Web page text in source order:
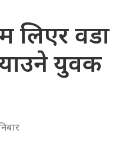
लिएर वडा
युवक